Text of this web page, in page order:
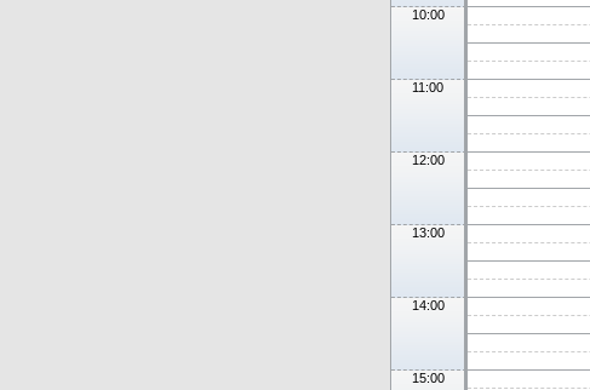
10:00
11:00
12:00
13:00
14:00
15:00